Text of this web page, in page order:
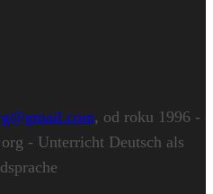
, od roku 1996 -
- Unterricht Deutsch als